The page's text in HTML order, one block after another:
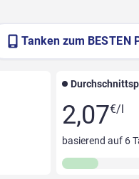
Tanken zum BESTEN
2,07€/l
basierend auf 6